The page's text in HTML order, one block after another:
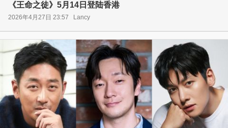
《王命之徒》5月14日登陆香港
2026年4月27日 23:57 Lancy